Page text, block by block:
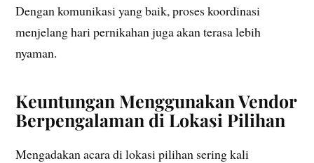
Dengan komunikasi yang baik, proses koordinasi
menjelang hari pernikahan juga akan terasa lebih
nyaman.
Keuntungan Menggunakan Vendor
Berpengalaman di Lokasi Pilihan
Mengadakan acara di lokasi pilihan sering kali